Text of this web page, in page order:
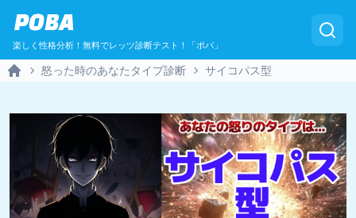
POBA
楽しく性格分析！無料でレッツ診断テスト！「ポバ」
怒った時のあなたタイプ診断 サイコパス型